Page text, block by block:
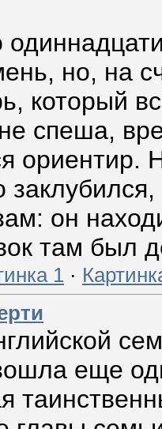
но, на
который
спеша,
ориентир.
он
там был
1 ·
еще